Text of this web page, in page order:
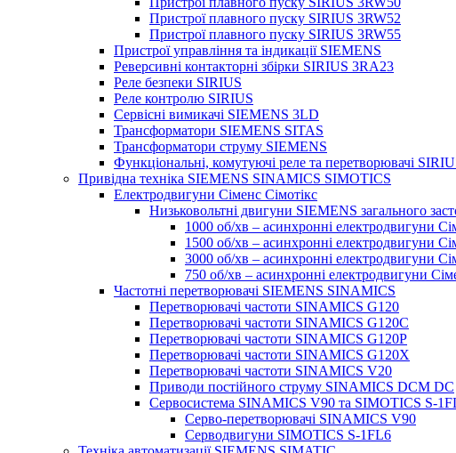
Пристрої плавного пуску SIRIUS 3RW52
Пристрої плавного пуску SIRIUS 3RW55
Пристрої управління та індикації SIEMENS
Реверсивні контакторні збірки SIRIUS 3RA23
Реле безпеки SIRIUS
Реле контролю SIRIUS
Сервісні вимикачі SIEMENS 3LD
Трансформатори SIEMENS SITAS
Трансформатори струму SIEMENS
Функціональні, комутуючі реле та перетворювачі
Привідна техніка SIEMENS SINAMICS SIMOTICS
Електродвигуни Сіменс Сімотікс
Низьковольтні двигуни SIEMENS загального
1000 об/хв – асинхронні електродвигуни
1500 об/хв – асинхронні електродвигуни
3000 об/хв – асинхронні електродвигуни
750 об/хв – асинхронні електродвигуни
Частотні перетворювачі SIEMENS SINAMICS
Перетворювачі частоти SINAMICS G120
Перетворювачі частоти SINAMICS G120C
Перетворювачі частоти SINAMICS G120P
Перетворювачі частоти SINAMICS G120X
Перетворювачі частоти SINAMICS V20
Приводи постійного струму SINAMICS DCM DC
Сервосистема SINAMICS V90 та SIMOTICS S-
Серво-перетворювачі SINAMICS V90
Серводвигуни SIMOTICS S-1FL6